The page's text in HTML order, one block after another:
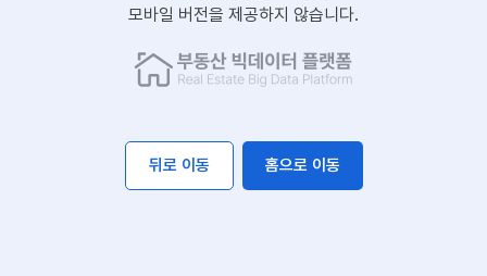
모바일 버전을 제공하지 않습니다.
뒤로 이동 홈으로 이동